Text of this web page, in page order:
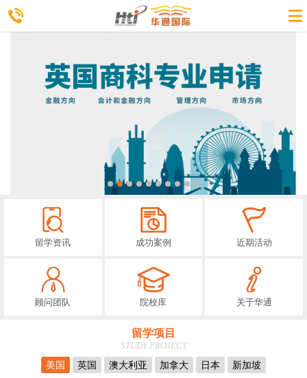
留学资讯 成功案例 近期活动
顾问团队 院校库 关于华通
留学项目
STUDY PROJECT
美国
英国 澳大利亚 加拿大 日本 新加坡